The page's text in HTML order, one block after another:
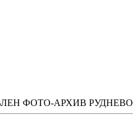
ФОТО-АРХИВ РУДНЕВО